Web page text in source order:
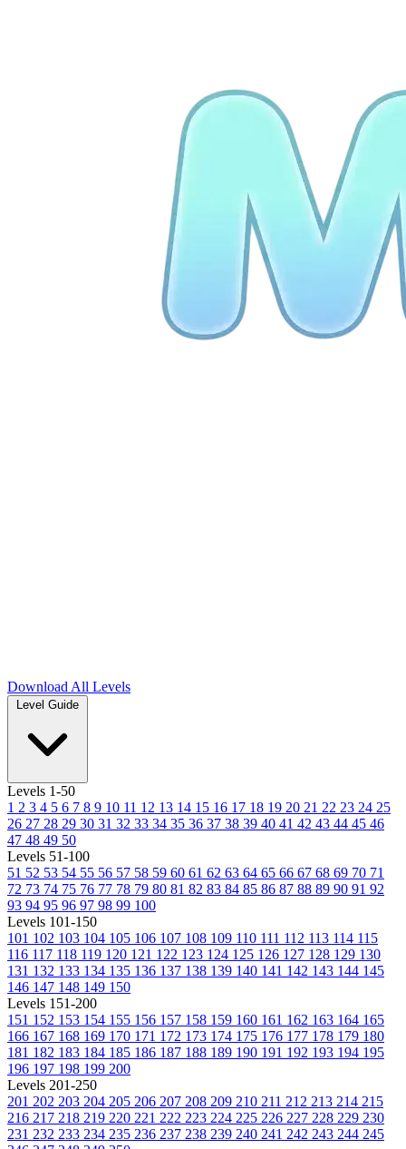
Download All Levels
Level Guide
Levels 1-50
1 2 3 4 5 6 7 8 9 10 11 12 13 14 15 16 17 18 19 20 21 22 23 24 25
26 27 28 29 30 31 32 33 34 35 36 37 38 39 40 41 42 43 44 45 46
47 48 49 50
Levels 51-100
51 52 53 54 55 56 57 58 59 60 61 62 63 64 65 66 67 68 69 70 71
72 73 74 75 76 77 78 79 80 81 82 83 84 85 86 87 88 89 90 91 92
93 94 95 96 97 98 99 100
Levels 101-150
101 102 103 104 105 106 107 108 109 110 111 112 113 114 115
116 117 118 119 120 121 122 123 124 125 126 127 128 129 130
131 132 133 134 135 136 137 138 139 140 141 142 143 144 145
146 147 148 149 150
Levels 151-200
151 152 153 154 155 156 157 158 159 160 161 162 163 164 165
166 167 168 169 170 171 172 173 174 175 176 177 178 179 180
181 182 183 184 185 186 187 188 189 190 191 192 193 194 195
196 197 198 199 200
Levels 201-250
201 202 203 204 205 206 207 208 209 210 211 212 213 214 215
216 217 218 219 220 221 222 223 224 225 226 227 228 229 230
231 232 233 234 235 236 237 238 239 240 241 242 243 244 245